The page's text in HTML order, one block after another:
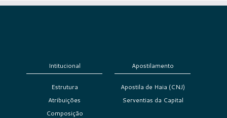
Intitucional
Estrutura
Atribuições
Composição
Apostilamento
Apostila de Haia (CNJ)
Serventias da Capital